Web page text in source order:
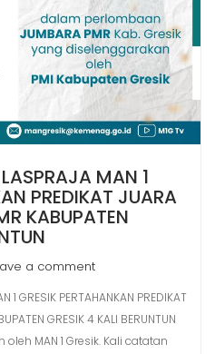
MAN 1
PREDIKAT JUARA
KABUPATEN
a comment
1 GRESIK PERTAHANKAN PREDIKAT
GRESIK 4 KALI BERUNTUN
MAN 1 Gresik. Kali catatan